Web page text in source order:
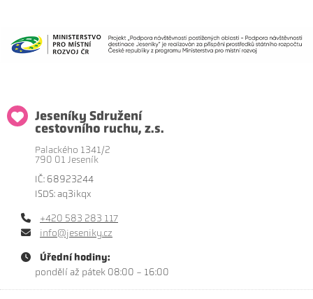
Jeseníky Sdružení
cestovního ruchu, z.s.
Palackého 1341/2
790 01 Jeseník
IČ: 68923244
ISDS: aq3ikqx
+420 583 283 117
info@jeseniky.cz
Úřední hodiny:
pondělí až pátek 08:00 - 16:00